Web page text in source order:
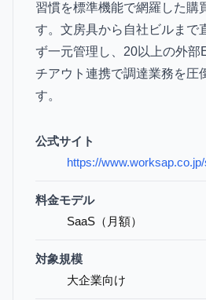
習慣を標準機能で網羅した購
す。文房具から自社ビルまで
ず一元管理し、20以上の外部
チアウト連携で調達業務を圧
す。
公式サイト
https://
料金モデル
SaaS（月額）
対象規模
大企業向け